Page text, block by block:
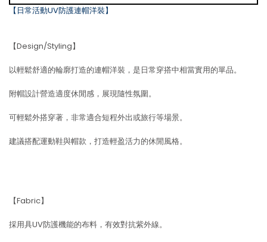
【日常活動UV防護連帽洋裝】
【Design/Styling】
以輕鬆舒適的輪廓打造的連帽洋裝，是日常穿搭中相當實用的單品。
附帽設計營造適度休閒感，展現隨性氛圍。
可輕鬆外搭穿著，非常適合短程外出或旅行等場景。
建議搭配運動鞋與帽款，打造輕盈活力的休閒風格。
【Fabric】
採用具UV防護機能的布料，有效對抗紫外線。